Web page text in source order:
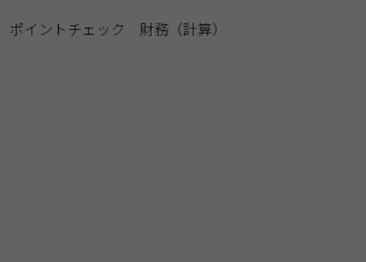
ポイントチェック 財務（計算）